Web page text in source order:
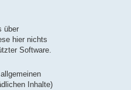
über
hier nichts
Software.
Inhalte)